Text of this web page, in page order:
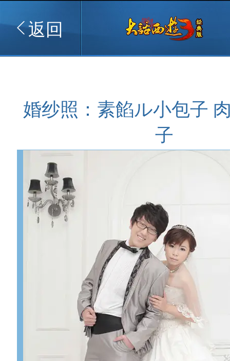
返回
婚纱照：素餡ル小包子
子